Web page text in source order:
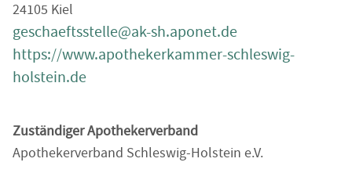
24105 Kiel
geschaeftsstelle@ak-sh.aponet.de
https://www.apothekerkammer-schleswig-
holstein.de
Zuständiger Apothekerverband
Apothekerverband Schleswig-Holstein e.V.